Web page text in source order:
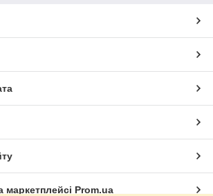
маркетплейсі Prom.ua